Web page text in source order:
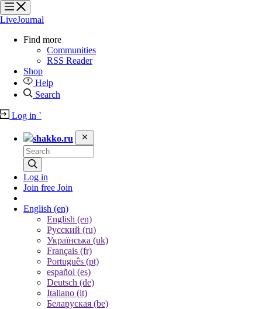
?
?
?
?
LiveJournal
Find more
Communities
RSS Reader
Shop
Help
Search
Log in `
shakko.ru
Log in
Join free Join
English (en)
English (en)
Русский (ru)
Українська (uk)
Français (fr)
Português (pt)
español (es)
Deutsch (de)
Italiano (it)
Беларуская (be)